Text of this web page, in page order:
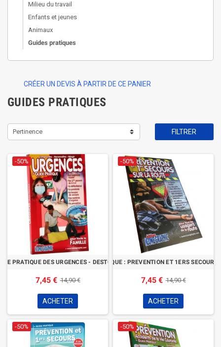
Milieu du travail
Enfants et jeunes
Animaux
Guides pratiques
CRÉER UN DEVIS À PARTIR DE CE PANIER
GUIDES PRATIQUES
Pertinence FILTRER
-50%
PRATIQUE DES URGENCES - DESTOCKAGE
7,45 € 14,90 €
ACHETER
-50%
LE GUIDE PRATIQUE : PREVENTION ET 1ERS SECOURS
7,45 € 14,90 €
ACHETER
-50% -50%